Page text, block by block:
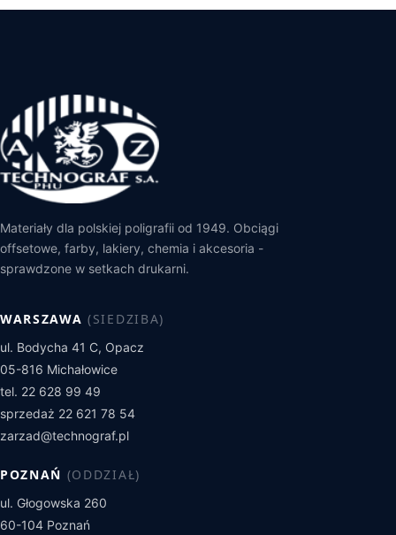
Materiały dla polskiej poligrafii od 1949. Obciągi
offsetowe, farby, lakiery, chemia i akcesoria -
sprawdzone w setkach drukarni.
WARSZAWA(SIEDZIBA)
ul. Bodycha 41 C, Opacz
05-816 Michałowice
tel. 22 628 99 49
sprzedaż 22 621 78 54
zarzad@technograf.pl
POZNAŃ (ODDZIAŁ)
ul. Głogowska 260
60-104 Poznań